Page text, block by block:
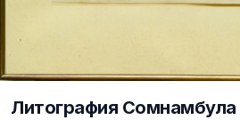
Литография Сомнамбула